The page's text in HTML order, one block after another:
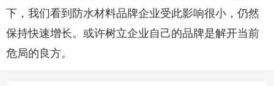
下，我们看到防水材料品牌企业受此影响很小，仍然
保持快速增长。或许树立企业自己的品牌是解开当前
危局的良方。